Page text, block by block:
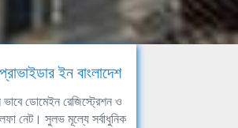
ইন বাংলাদেশ
ভাবে ডোমেইন রেজিস্ট্রেশন ও
নেট। সুলভ মূল্যে সর্বাধুনিক